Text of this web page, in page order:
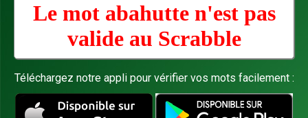
Le mot abahutte n'est pas
valide au Scrabble
Téléchargez notre appli pour vérifier vos mots facilement :